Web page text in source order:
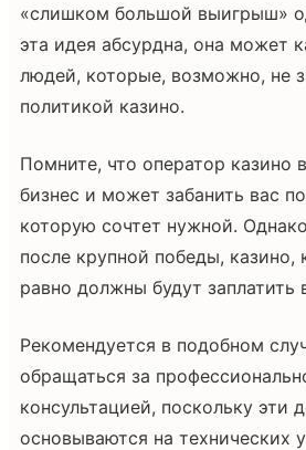
«слишком большой выигрыш»
эта идея абсурдна, она может
людей, которые, возможно, не
политикой казино.
Помните, что оператор казино
бизнес и может забанить вас
которую сочтет нужной.
после крупной победы, казино,
равно должны будут заплатить
Рекомендуется в подобном
обращаться за
консультацией, поскольку эти
основываются на технических